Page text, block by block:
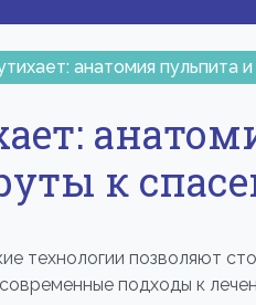
анатомия
к
технологии позволяют
подходы к